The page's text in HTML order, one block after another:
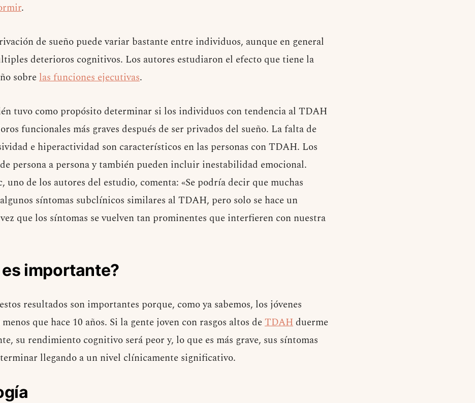
.
de sueño puede variar bastante entre individuos, aunque en general
deterioros cognitivos. Los autores estudiaron el efecto que tiene la
sobrelas funciones ejecutivas.
tuvo como propósito determinar si los individuos con tendencia al TDAH
funcionales más graves después de ser privados del sueño. La falta de
e hiperactividad son característicos en las personas con TDAH. Los
persona a persona y también pueden incluir inestabilidad emocional.
uno de los autores del estudio, comenta: «Se podría decir que muchas
síntomas subclínicos similares al TDAH, pero solo se hace un
que los síntomas se vuelven tan prominentes que interfieren con nuestra
es importante?
resultados son importantes porque, como ya sabemos, los jóvenes
que hace 10 años. Si la gente joven con rasgos altos deTDAHduerme
su rendimiento cognitivo será peor y, lo que es más grave, sus síntomas
llegando a un nivel clínicamente significativo.